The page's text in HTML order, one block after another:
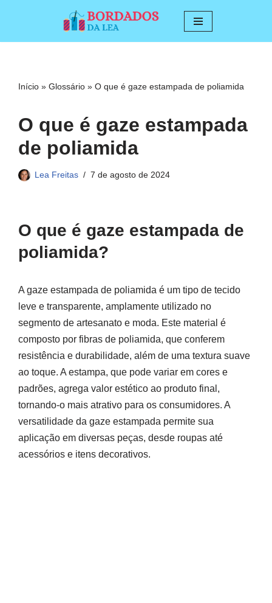
conteúdo
Início » Glossário » O que é gaze estampada de poliamida
O que é gaze estampada
de poliamida
Lea Freitas 7 de agosto de 2024
O que é gaze estampada de
poliamida?
A gaze estampada de poliamida é um tipo de tecido
leve e transparente, amplamente utilizado no
segmento de artesanato e moda. Este material é
composto por fibras de poliamida, que conferem
resistência e durabilidade, além de uma textura suave
ao toque. A estampa, que pode variar em cores e
padrões, agrega valor estético ao produto final,
tornando-o mais atrativo para os consumidores. A
versatilidade da gaze estampada permite sua
aplicação em diversas peças, desde roupas até
acessórios e itens decorativos.